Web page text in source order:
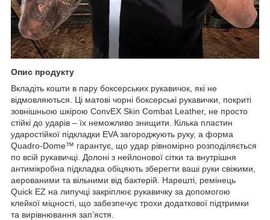
Опис продукту
Вкладіть кошти в пару боксерських рукавичок, які не
відмовляються. Ці матові чорні боксерські рукавички, покриті
зовнішньою шкірою ConvEX Skin Combat Leather, не просто
стійкі до ударів – їх неможливо знищити. Кілька пластин
ударостійкої підкладки EVA загороджують руку, а форма
Quadro-Dome™ гарантує, що удар рівномірно розподіляється
по всій рукавичці. Долоні з нейлонової сітки та внутрішня
антимікробна підкладка обіцяють зберегти ваші руки свіжими,
аерованими та вільними від бактерій. Нарешті, ремінець
Quick EZ на липучці закріплює рукавичку за допомогою
клейкої міцності, що забезпечує трохи додаткової підтримки
та вирівнювання зап’ястя.